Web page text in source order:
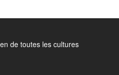
de toutes les cultures